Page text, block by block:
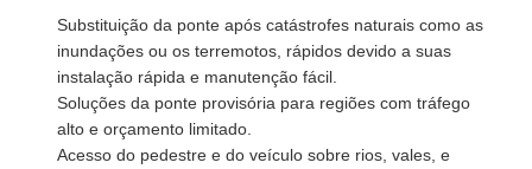
Substituição da ponte após catástrofes naturais como as
inundações ou os terremotos, rápidos devido a suas
instalação rápida e manutenção fácil.
Soluções da ponte provisória para regiões com tráfego
alto e orçamento limitado.
Acesso do pedestre e do veículo sobre rios, vales, e